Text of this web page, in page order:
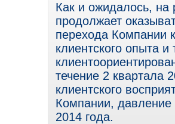
Как и ожидалось, на
продолжает
перехода Компании
клиентского опыта
течение 2 квартала
клиентского
Компании, давление
2014 года.